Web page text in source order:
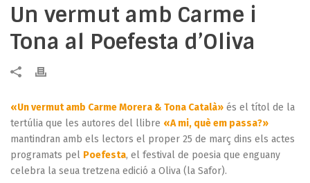
Un vermut amb Carme i
Tona al Poefesta d’Oliva
«Un vermut amb Carme Morera & Tona Català» és el títol de la
tertúlia que les autores del llibre «A mi, què em passa?»
mantindran amb els lectors el proper 25 de març dins els actes
programats pel Poefesta, el festival de poesia que enguany
celebra la seua tretzena edició a Oliva (la Safor).